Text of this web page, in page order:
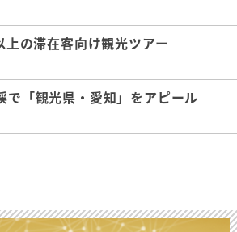
の滞在客向け観光ツアー
で「観光県・愛知」をアピール